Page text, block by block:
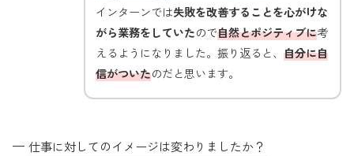
インターンでは失敗を改善することを心がけな
がら業務をしていたので自然とポジティブに考
えるようになりました。振り返ると、 自分に自
信がついたのだと思います。
— 仕事に対してのイメージは変わりましたか？